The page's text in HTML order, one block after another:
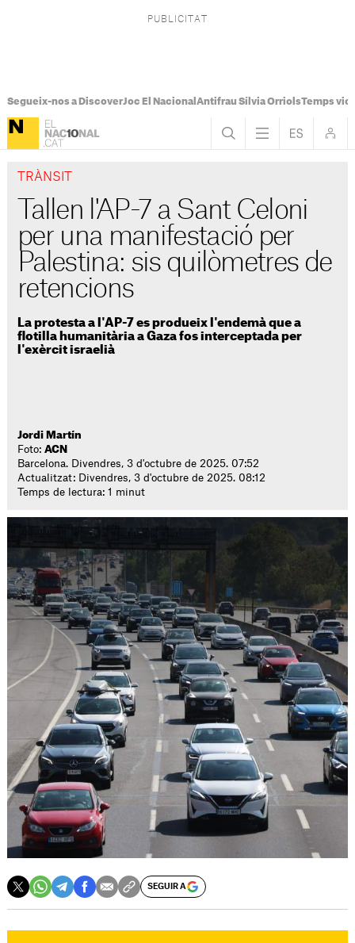
Segueix-nos a DiscoverJoc El Nacional Antifrau Sílvia OrriolsTemps
TRÀNSIT
Tallen l'AP-7 a Sant Celoni
per una manifestació per
Palestina: sis quilòmetres de
retencions
La protesta a l'AP-7 es produeix l'endemà que a
flotilla humanitària a Gaza fos interceptada per
l'exèrcit israelià
Jordi Martín
Foto:ACN
Barcelona. Divendres, 3 d'octubre de 2025. 07:52
Actualitzat: Divendres, 3 d'octubre de 2025. 08:12
Temps de lectura: 1 minut
SEGUIR A